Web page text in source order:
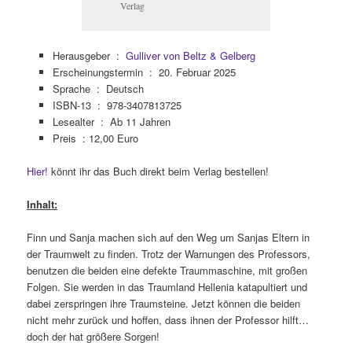
Verlag
Herausgeber ‏ : ‎ Gulliver von Beltz & Gelberg
Erscheinungstermin ‏ : ‎ 20. Februar 2025
Sprache ‏ : ‎ Deutsch
ISBN-13 ‏ : ‎ 978-3407813725
Lesealter ‏ : ‎ Ab 11 Jahren
Preis : 12,00 Euro
Hier! könnt ihr das Buch direkt beim Verlag bestellen!
Inhalt:
Finn und Sanja machen sich auf den Weg um Sanjas Eltern in
der Traumwelt zu finden. Trotz der Warnungen des Professors,
benutzen die beiden eine defekte Traummaschine, mit großen
Folgen. Sie werden in das Traumland Hellenia katapultiert und
dabei zerspringen ihre Traumsteine. Jetzt können die beiden
nicht mehr zurück und hoffen, dass ihnen der Professor hilft…
doch der hat größere Sorgen!